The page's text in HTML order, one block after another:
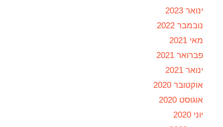
ינואר 2023
נובמבר 2022
מאי 2021
פברואר 2021
ינואר 2021
אוקטובר 2020
אוגוסט 2020
יוני 2020